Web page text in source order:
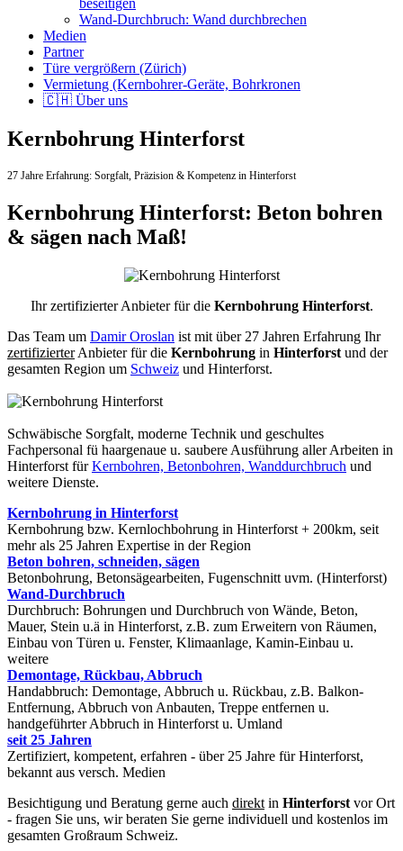
beseitigen
Wand-Durchbruch: Wand durchbrechen
Medien
Partner
Türe vergrößern (Zürich)
Vermietung (Kernbohrer-Geräte, Bohrkronen
🇨🇭 Über uns
Kernbohrung Hinterforst
27 Jahre Erfahrung: Sorgfalt, Präzision & Kompetenz in Hinterforst
Kernbohrung Hinterforst: Beton bohren
& sägen nach Maß!
Ihr zertifizierter Anbieter für die Kernbohrung Hinterforst.
Das Team um Damir Oroslan ist mit über 27 Jahren Erfahrung Ihr
zertifizierterAnbieter für die Kernbohrung in Hinterforst und der
gesamten Region um Schweiz und Hinterforst.
Schwäbische Sorgfalt, moderne Technik und geschultes
Fachpersonal fü haargenaue u. saubere Ausführung aller Arbeiten in
Hinterforst fürKernbohren, Betonbohren, Wanddurchbruch und
weitere Dienste.
Kernbohrung in Hinterforst
Kernbohrung bzw. Kernlochbohrung in Hinterforst + 200km, seit
mehr als 25 Jahren Expertise in der Region
Beton bohren, schneiden, sägen
Betonbohrung, Betonsägearbeiten, Fugenschnitt uvm. (Hinterforst)
Wand-Durchbruch
Durchbruch: Bohrungen und Durchbruch von Wände, Beton,
Mauer, Stein u.ä in Hinterforst, z.B. zum Erweitern von Räumen,
Einbau von Türen u. Fenster, Klimaanlage, Kamin-Einbau u.
weitere
Demontage, Rückbau, Abbruch
Handabbruch: Demontage, Abbruch u. Rückbau, z.B. Balkon-
Entfernung, Abbruch von Anbauten, Treppe entfernen u.
handgeführter Abbruch in Hinterforst u. Umland
seit 25 Jahren
Zertifiziert, kompetent, erfahren - über 25 Jahre für Hinterforst,
bekannt aus versch. Medien
Besichtigung und Beratung gerne auch direkt in Hinterforst vor Ort
- fragen Sie uns, wir beraten Sie gerne individuell und kostenlos im
gesamten Großraum Schweiz.